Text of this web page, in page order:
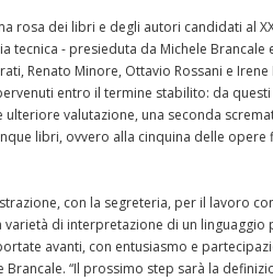
rosa dei libri e degli autori candidati al
tecnica - presieduta da Michele
Renato Minore, Ottavio Rossani e
entro il termine stabilito: da
valutazione, una seconda
libri, ovvero alla cinquina delle
con la segreteria, per il lavoro
varietà di interpretazione di un
avanti, con entusiasmo e
Brancale. “Il prossimo step sarà la